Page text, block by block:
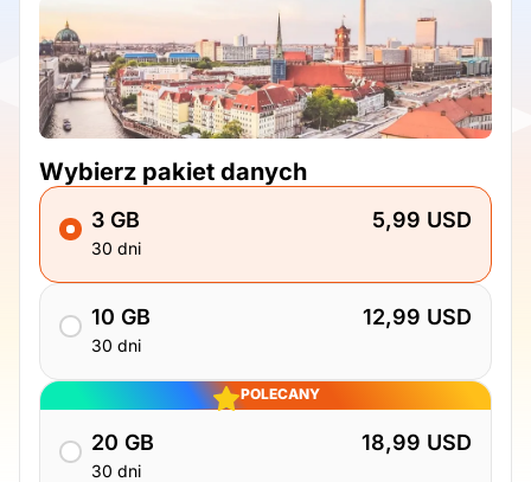
Wybierz pakiet danych
3 GB
30 dni
5,99 USD
10 GB
30 dni
12,99 USD
POLECANY
20 GB
30 dni
18,99 USD